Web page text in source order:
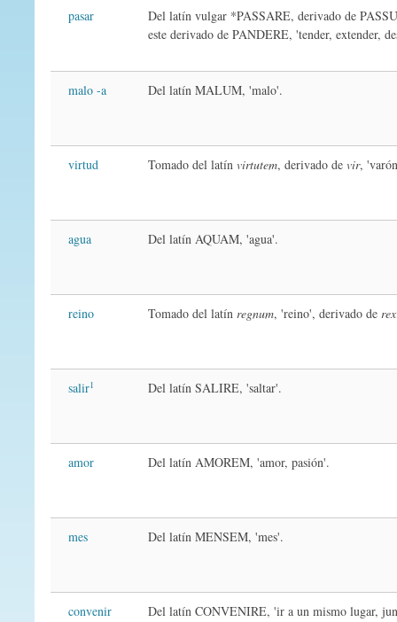
pasar
Del latín vulgar *PASSARE, derivado de
este derivado de PANDERE, 'tender, extender,
malo -a Del latín MALUM, 'malo'.
virtud Tomado del latínvirtutem, derivado devir,
agua Del latín AQUAM, 'agua'.
reino Tomado del latínregnum, 'reino', derivado derex
salir1 Del latín SALIRE, 'saltar'.
amor Del latín AMOREM, 'amor, pasión'.
mes Del latín MENSEM, 'mes'.
convenir Del latín CONVENIRE, 'ir a un mismo lugar,